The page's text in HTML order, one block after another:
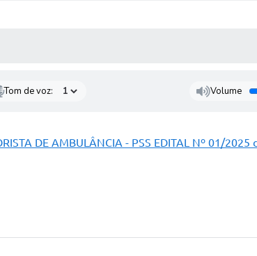
Tom de voz: Volume
DE AMBULÂNCIA - PSS EDITAL Nº 01/